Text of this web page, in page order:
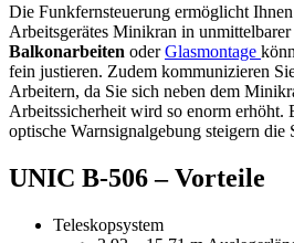
Die Funkfernsteuerung ermöglicht
Arbeitsgerätes Minikran in
Balkonarbeiten oderGlasmontage
fein justieren. Zudem kommunizieren
Arbeitern, da Sie sich neben dem
Arbeitssicherheit wird so enorm erhöht.
optische Warnsignalgebung steigern die
UNIC B-506 – Vorteile
Teleskopsystem